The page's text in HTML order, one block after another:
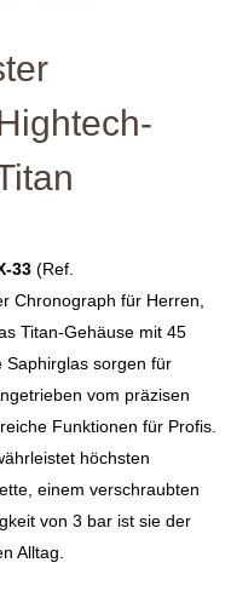
33 (Ref.
Chronograph für Herren,
Titan-Gehäuse mit 45
Saphirglas sorgen für
vom präzisen
Funktionen für Profis.
höchsten
einem verschraubten
von 3 bar ist sie der
Alltag.